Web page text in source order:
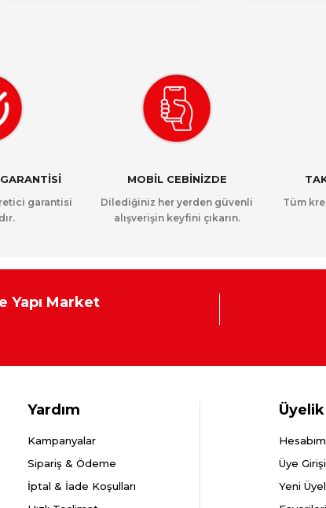
garantisi
MOBİL CEBİNİZDE
Dilediğiniz her yerden güvenli
alışverişin keyfini çıkarın.
Tüm
Yapı Market
Yardım
Kampanyalar
Sipariş & Ödeme
İptal & İade Koşulları
Hesabım
Üye Girişi
Yeni